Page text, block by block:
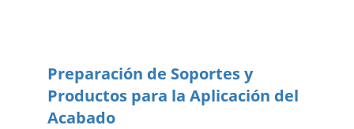
Preparación de Soportes y
Productos para la Aplicación del
Acabado